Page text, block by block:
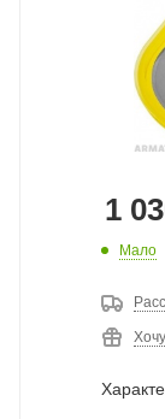
1
Мало